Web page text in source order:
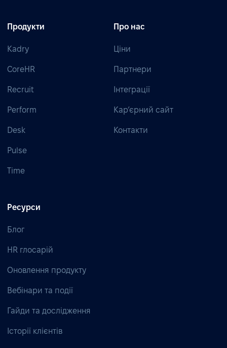
Продукти
Kadry
CoreHR
Recruit
Perform
Desk
Pulse
Time
Про нас
Ціни
Партнери
Інтеграції
Кар’єрний сайт
Контакти
Ресурси
Блог
HR глосарій
Оновлення продукту
Вебінари та події
Гайди та дослідження
Історії клієнтів